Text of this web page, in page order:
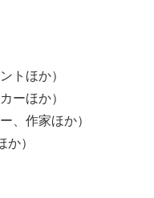
トほか）
ーほか）
、作家ほか）
か）